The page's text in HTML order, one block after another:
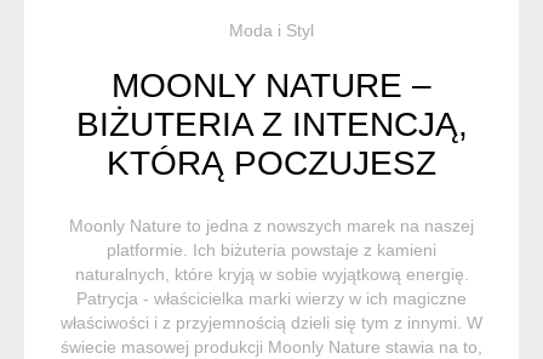
Moda i Styl
MOONLY NATURE –
BIŻUTERIA Z INTENCJĄ,
KTÓRĄ POCZUJESZ
Moonly Nature to jedna z nowszych marek na naszej
platformie. Ich biżuteria powstaje z kamieni
naturalnych, które kryją w sobie wyjątkową energię.
Patrycja - właścicielka marki wierzy w ich magiczne
właściwości i z przyjemnością dzieli się tym z innymi. W
świecie masowej produkcji Moonly Nature stawia na to,